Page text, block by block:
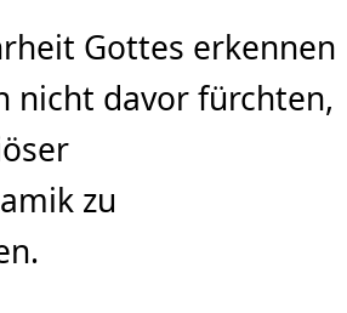
Gottes erkennen
nicht davor fürchten,
zu